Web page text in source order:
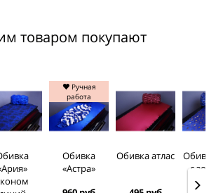
товаром покупают
Ручная
работа
Обивка
«Астра»
Обивка атлас
Обивка
c